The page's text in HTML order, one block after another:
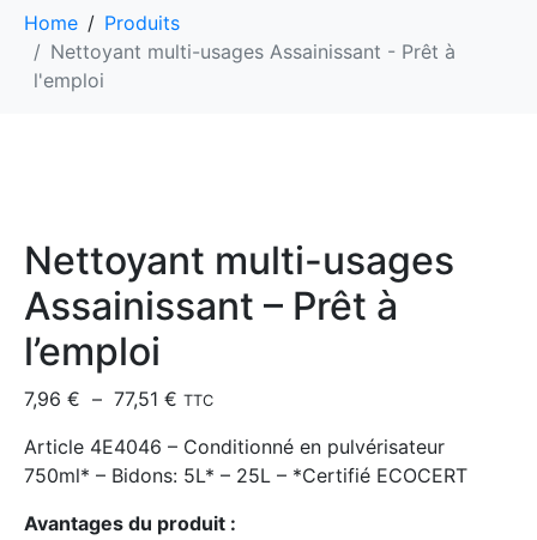
Home
Produits
Nettoyant multi-usages Assainissant - Prêt à
l'emploi
Nettoyant multi-usages
Assainissant – Prêt à
l’emploi
7,96 € – 77,51 € TTC
Article 4E4046 – Conditionné en pulvérisateur
750ml* – Bidons: 5L* – 25L – *Certifié ECOCERT
Avantages du produit :